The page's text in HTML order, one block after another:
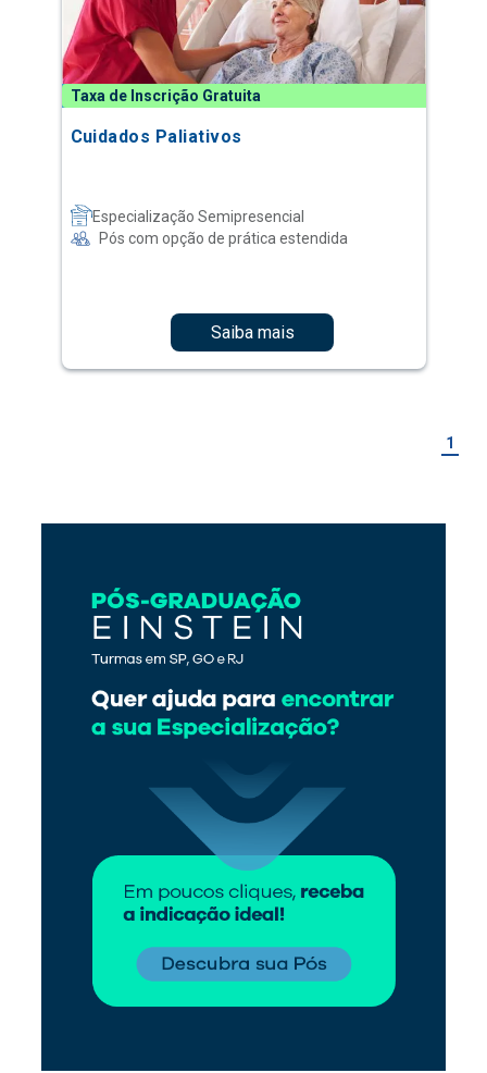
Taxa de Inscrição Gratuita
Cuidados Paliativos
Especialização Semipresencial
Pós com opção de prática estendida
Saiba mais
1